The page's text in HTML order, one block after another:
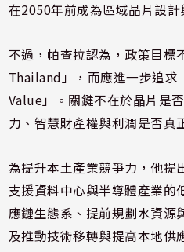
在2050年前成為區域晶片設計
不過，帕查拉認為，政策目
Thailand」，而應進一步追
Value」。關鍵不在於晶片是
力、智慧財產權與利潤是否真
為提升本土產業競爭力，他提
支援資料中心與半導體產業的
應鏈生態系、提前規劃水資源
及推動技術移轉與提高本地供